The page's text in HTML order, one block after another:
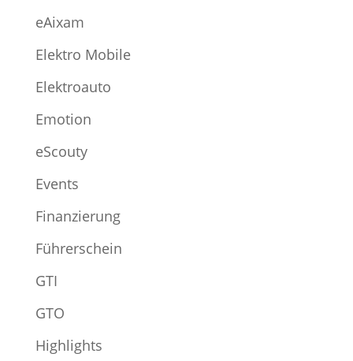
eAixam
Elektro Mobile
Elektroauto
Emotion
eScouty
Events
Finanzierung
Führerschein
GTI
GTO
Highlights